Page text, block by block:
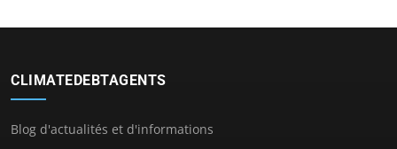
CLIMATEDEBTAGENTS
Blog d'actualités et d'informations